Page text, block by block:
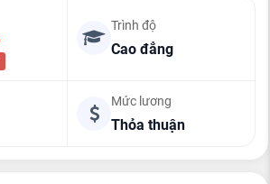
Trình độ
Cao đẳng
Mức lương
Thỏa thuận